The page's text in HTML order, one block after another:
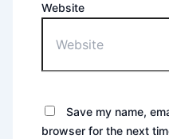
Website
Save my name,
browser for the next